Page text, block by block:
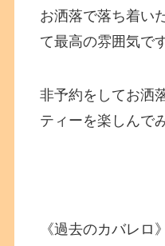
お洒落で落ち着い
て最高の雰囲気で
非予約をしてお洒
ティーを楽しんで
《過去のカバレロ》